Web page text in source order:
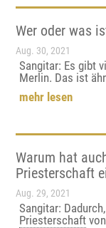
Wer oder was
Aug. 30, 2021
Sangitar: Es gibt
Merlin. Das ist
mehr lesen
Warum hat
Priesterschaft
Aug. 29, 2021
Sangitar:
Priesterschaft